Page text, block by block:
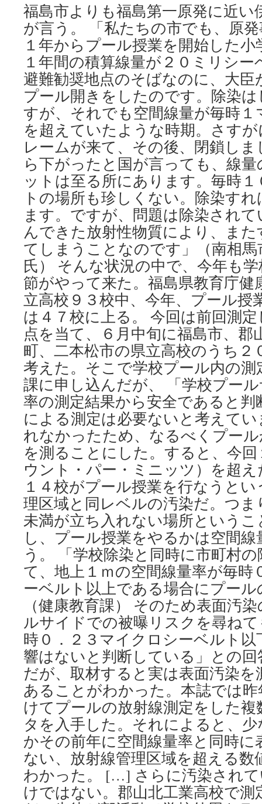
福島市よりも福島第一原発に近い
が言う。 「私たちの市でも、原
１年からプール授業を開始した
１年間の積算線量が２０ミリシ
避難勧奨地点のそばなのに、大
プール開きをしたのです。除染
すが、それでも空間線量が毎時
を超えていたような時期。さす
レームが来て、その後、閉鎖し
ら下がったと国が言っても、線
ットは至る所にあります。毎時
トの場所も珍しくない。除染す
ます。ですが、問題は除染され
んできた放射性物質により、ま
てしまうことなのです」（南相
氏） そんな状況の中で、今年も
節がやって来た。福島県教育庁健
立高校９３校中、今年、プール授
は４７校に上る。 今回は前回測
点を当て、６月中旬に福島市、郡
町、二本松市の県立高校のうち２
考えた。そこで学校プール内の測
課に申し込んだが、 「学校プー
率の測定結果から安全であると
による測定は必要ないと考えて
れなかったため、なるべくプー
を測ることにした。すると、今
ウント・パー・ミニッツ）を超
１４校がプール授業を行なうと
理区域と同レベルの汚染だ。つ
未満が立ち入れない場所という
し、プール授業をやるかは空間
う。 「学校除染と同時に市町村
て、地上１ｍの空間線量率が毎時
ーベルト以上である場合にプー
（健康教育課） そのため表面汚
ルサイドでの被曝リスクを尋ね
時０．２３マイクロシーベルト
響はないと判断している」との
だが、取材すると実は表面汚染
あることがわかった。本誌では
けてプールの放射線測定をした
タを入手した。それによると、
かその前年に空間線量率と同時に
ない、放射線管理区域を超える
わかった。 […] さらに汚染され
けではない。郡山北工業高校で